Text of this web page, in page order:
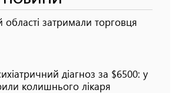
області затримали торговця
діагноз за $6500: у
колишнього лікаря